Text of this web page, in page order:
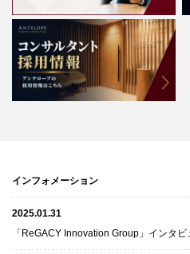
インフォメーション
2025.01.31
「ReGACY Innovation Group」インタ